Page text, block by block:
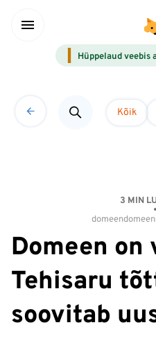
Hüppelaud veebis
Kõik
3 MIN
domeen
Domeen on
Tehisaru
soovitab